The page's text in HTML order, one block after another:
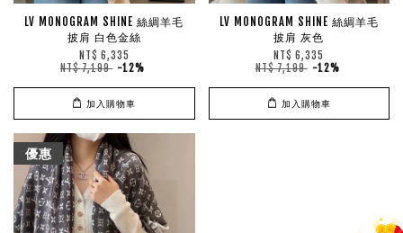
LV MONOGRAM SHINE 絲綢羊毛
披肩 白色金絲
NT$ 6,335
NT$ 7,199 -12%
加入購物車
LV MONOGRAM SHINE 絲綢羊毛
披肩 灰色
NT$ 6,335
NT$ 7,199 -12%
加入購物車
優惠